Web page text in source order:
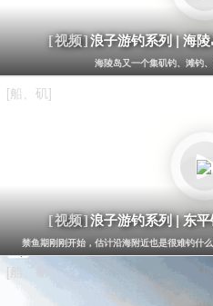
[视频]浪子游钓系列 | 海
海陵岛又一个集矶钓、滩钓
[船、矶]
[视频]浪子游钓系列 | 东
禁鱼期刚刚开始，估计沿海附近也是很难钓什
[船、矶]